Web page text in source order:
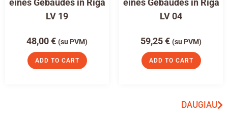
eines Gebäudes in Riga
LV 19
48,00€ (su PVM)
ADD TO CART
eines Gebäudes in Riga
LV 04
59,25€ (su PVM)
ADD TO CART
DAUGIAU